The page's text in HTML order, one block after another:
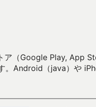
ア（Google Play, App
。Android（java）や